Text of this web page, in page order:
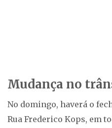
Mudança no
No domingo, haverá o
Rua Frederico Kops, em